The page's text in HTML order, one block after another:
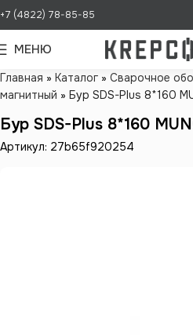
+7 (4822) 78-85-85
МЕНЮ
Главная » Каталог » Сварочное
магнитный » Бур SDS-Plus 8*160
Бур SDS-Plus 8*160
Артикул: 27b65f920254